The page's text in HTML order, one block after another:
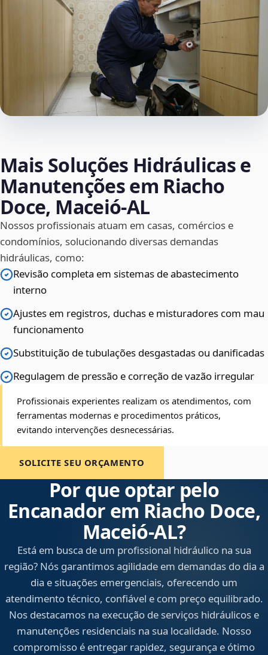
Mais Soluções Hidráulicas e
Manutenções em Riacho
Doce, Maceió‑AL
Nossos profissionais atuam em casas, comércios e
condomínios, solucionando diversas demandas
hidráulicas, como:
Revisão completa em sistemas de abastecimento
interno
Ajustes em registros, duchas e misturadores com mau
funcionamento
Substituição de tubulações desgastadas ou danificadas
Regulagem de pressão e correção de vazão irregular
Profissionais experientes realizam os atendimentos, com
ferramentas modernas e procedimentos práticos,
evitando intervenções desnecessárias.
SOLICITE SEU ORÇAMENTO
Por que optar pelo
Encanador em Riacho Doce,
Maceió‑AL?
Está em busca de um profissional hidráulico na sua
região? Nós garantimos agilidade em demandas do dia a
dia e situações emergenciais, oferecendo um
atendimento técnico, confiável e com preço equilibrado.
Nos destacamos na execução de serviços hidráulicos e
manutenções residenciais na sua localidade. Nosso
compromisso é entregar rapidez, segurança e ótimo